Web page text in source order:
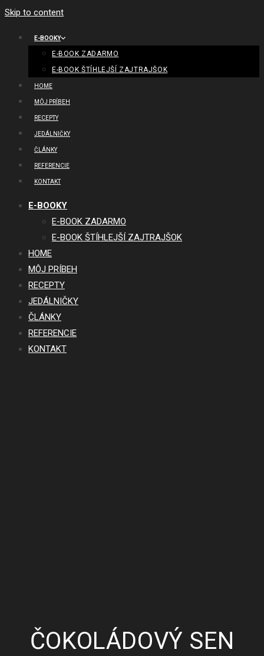
Skip to content
E-BOOKY
E-BOOK ZADARMO
E-BOOK ŠTÍHLEJŠÍ ZAJTRAJŠOK
HOME
MÔJ PRÍBEH
RECEPTY
JEDÁLNIČKY
ČLÁNKY
REFERENCIE
KONTAKT
E-BOOKY
E-BOOK ZADARMO
E-BOOK ŠTÍHLEJŠÍ ZAJTRAJŠOK
HOME
MÔJ PRÍBEH
RECEPTY
JEDÁLNIČKY
ČLÁNKY
REFERENCIE
KONTAKT
ČOKOLÁDOVÝ SEN